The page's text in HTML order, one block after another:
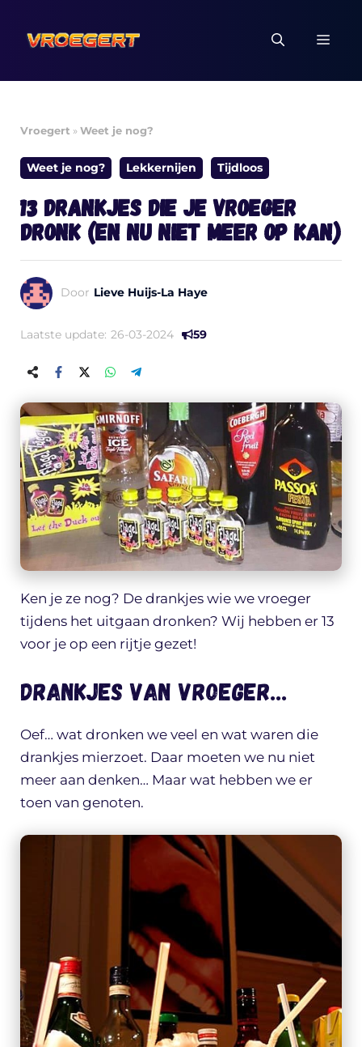
naar
inhoud
Vroegert »Weet je nog?
Weet je nog? Lekkernijen Tijdloos
13 drankjes die je vroeger
dronk (en nu niet meer op kan)
Door Lieve Huijs-La Haye
Laatste update: 26-03-2024 59
Ken je ze nog? De drankjes wie we vroeger
tijdens het uitgaan dronken? Wij hebben er 13
voor je op een rijtje gezet!
Drankjes van vroeger…
Oef… wat dronken we veel en wat waren die
drankjes mierzoet. Daar moeten we nu niet
meer aan denken… Maar wat hebben we er
toen van genoten.